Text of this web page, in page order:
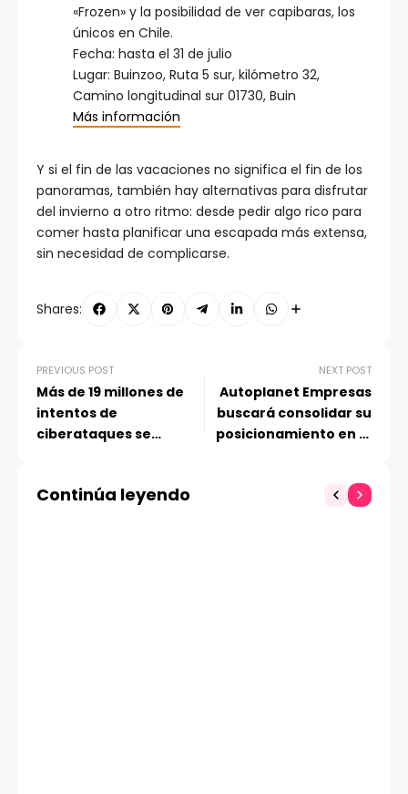
«Frozen» y la posibilidad de ver capibaras, los
únicos en Chile.
Fecha: hasta el 31 de julio
Lugar: Buinzoo, Ruta 5 sur, kilómetro 32,
Camino longitudinal sur 01730, Buin
Más información
Y si el fin de las vacaciones no significa el fin de los
panoramas, también hay alternativas para disfrutar
del invierno a otro ritmo: desde pedir algo rico para
comer hasta planificar una escapada más extensa,
sin necesidad de complicarse.
Shares:
PREVIOUS POST
Más de 19 millones de
intentos de
ciberataques se
Minecraft y Call of Duty
NEXT POST
Autoplanet Empresas
buscará consolidar su
posicionamiento en el
Continúa leyendo